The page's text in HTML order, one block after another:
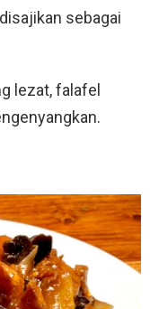
sebagai
lezat, falafel